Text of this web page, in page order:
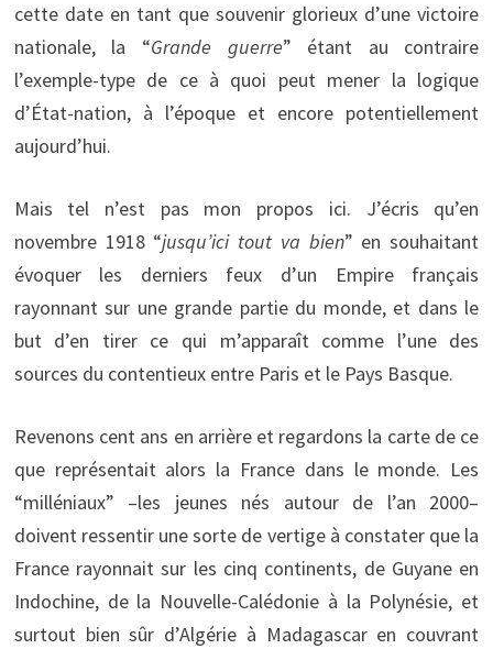
cette date en tant que souvenir glorieux d’une victoire
nationale, la “Grande guerre” étant au contraire
l’exemple-type de ce à quoi peut mener la logique
d’État-nation, à l’époque et encore potentiellement
aujourd’hui.
Mais tel n’est pas mon propos ici. J’écris qu’en
novembre 1918 “jusqu’ici tout va bien” en souhaitant
évoquer les derniers feux d’un Empire français
rayonnant sur une grande partie du monde, et dans le
but d’en tirer ce qui m’apparaît comme l’une des
sources du contentieux entre Paris et le Pays Basque.
Revenons cent ans en arrière et regardons la carte de ce
que représentait alors la France dans le monde. Les
“milléniaux” –les jeunes nés autour de l’an 2000–
doivent ressentir une sorte de vertige à constater que la
France rayonnait sur les cinq continents, de Guyane en
Indochine, de la Nouvelle-Calédonie à la Polynésie, et
surtout bien sûr d’Algérie à Madagascar en couvrant